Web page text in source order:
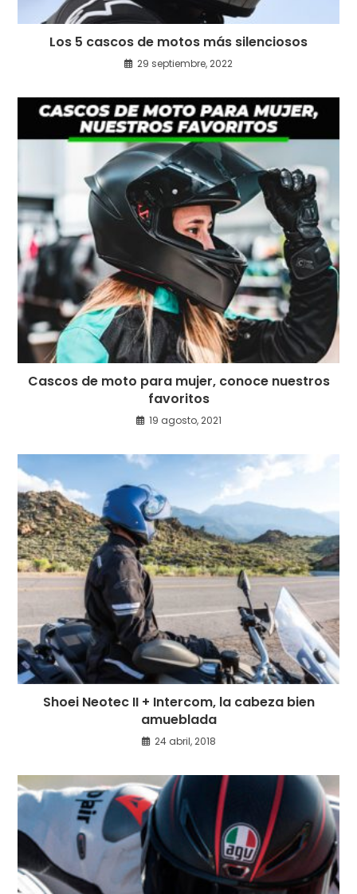
Los 5 cascos de motos más silenciosos
29 septiembre, 2022
Cascos de moto para mujer, conoce nuestros
favoritos
19 agosto, 2021
Shoei Neotec II + Intercom, la cabeza bien
amueblada
24 abril, 2018